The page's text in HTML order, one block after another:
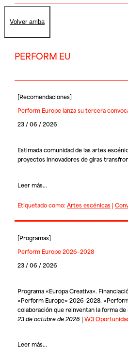
Volver arriba
PERFORM EU
[Recomendaciones]
Perform Europe lanza su tercera
23 / 06 / 2026
Estimada comunidad de las artes
proyectos innovadores de giras
Leer más...
Etiquetado como:Artes escénicas|
[Programas]
Perform Europe 2026–2028
23 / 06 / 2026
Programa «Europa Creativa».
«Perform Europe» 2026-2028.
colaboración que reinventan la forma
23 de octubre de 2026| W3
Leer más...